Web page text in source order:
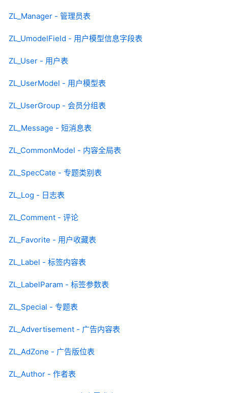
ZL_Manager - 管理员表
ZL_UmodelField - 用户模型信息字段表
ZL_User - 用户表
ZL_UserModel - 用户模型表
ZL_UserGroup - 会员分组表
ZL_Message - 短消息表
ZL_CommonModel - 内容全局表
ZL_SpecCate - 专题类别表
ZL_Log - 日志表
ZL_Comment - 评论
ZL_Favorite - 用户收藏表
ZL_Label - 标签内容表
ZL_LabelParam - 标签参数表
ZL_Special - 专题表
ZL_Advertisement - 广告内容表
ZL_AdZone - 广告版位表
ZL_Author - 作者表